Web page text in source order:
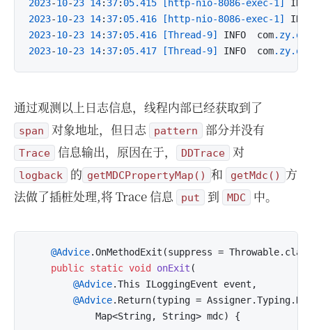
2023-10-23 14: 37: 05.415 [http-nio-8086-exec-1]
2023-10-23 14: 37: 05.416 [http-nio-8086-exec-1]
2023-10-23 14: 37: 05.416 [Thread-9] INFO  com.zy
2023-10-23 14: 37: 05.417 [Thread-9] INFO  com.zy
通过观测以上日志信息，线程内部已经获取到了
span 对象地址，但日志 pattern 部分并没有
Trace 信息输出，原因在于， DDTrace 对
logback 的 getMDCPropertyMap() 和 getMdc()
方
法做了插桩处理,将 Trace 信息
put 到 MDC 中。
@Advice.OnMethodExit(suppress =
public static void onExit (
@Advice.This ILoggingEvent event,
@Advice.Return(typing =
            Map<String, String> mdc) {